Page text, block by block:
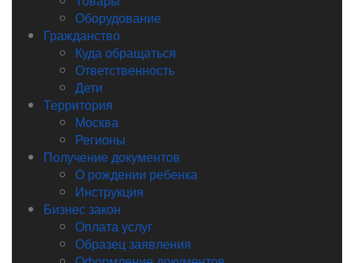
Оборудование
Гражданство
Куда обращаться
Ответственность
Дети
Территория
Москва
Регионы
Получение документов
О рождении ребенка
Инструкция
Бизнес закон
Оплата услуг
Образец заявления